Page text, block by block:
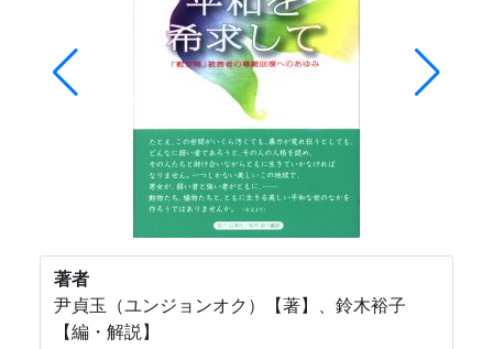
著者
尹貞玉（ユンジョンオク）【著】、鈴木裕子
【編・解説】